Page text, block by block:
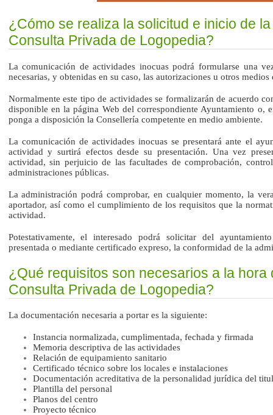
¿Cómo se realiza la solicitud e inicio de
Consulta Privada de Logopedia?
La comunicación de actividades inocuas podrá formularse una
necesarias, y obtenidas en su caso, las autorizaciones u otros
Normalmente este tipo de actividades se formalizarán de acuerdo
disponible en la página Web del correspondiente Ayuntamiento o,
ponga a disposición la Consellería competente en medio ambiente.
La comunicación de actividades inocuas se presentará ante el
actividad y surtirá efectos desde su presentación. Una vez
actividad, sin perjuicio de las facultades de comprobación,
administraciones públicas.
La administración podrá comprobar, en cualquier momento, la
aportador, así como el cumplimiento de los requisitos que la
actividad.
Potestativamente, el interesado podrá solicitar del
presentada o mediante certificado expreso, la conformidad de la
¿Qué requisitos son necesarios a la hora
Consulta Privada de Logopedia?
La documentación necesaria a portar es la siguiente:
Instancia normalizada, cumplimentada, fechada y firmada
Memoria descriptiva de las actividades
Relación de equipamiento sanitario
Certificado técnico sobre los locales e instalaciones
Documentación acreditativa de la personalidad jurídica del
Plantilla del personal
Planos del centro
Proyecto técnico